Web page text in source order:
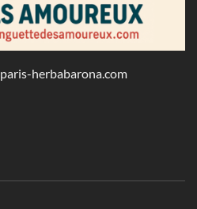
paris-herbabarona.com